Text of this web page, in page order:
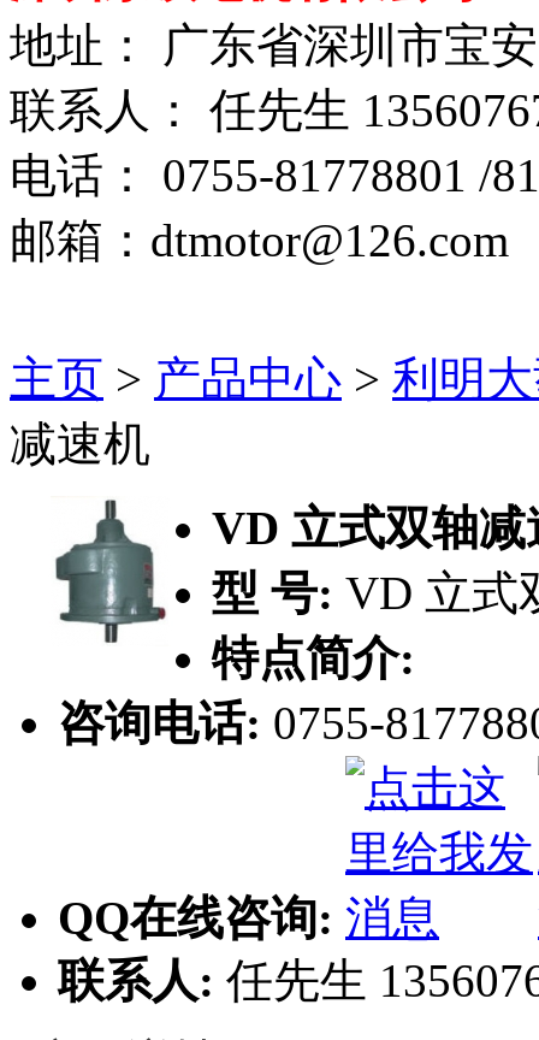
地址： 广东省深圳市宝
联系人： 任先生
电话： 0755-81778801 /
邮箱：dtmotor@126.com
主页 > 产品中心 > 利明
减速机
VD 立式双轴减
型 号: VD 立式
特点简介:
咨询电话: 0755-
QQ在线咨询:
联系人: 任先生